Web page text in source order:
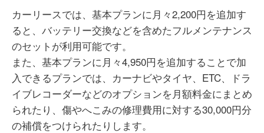
カーリースでは、基本プランに月々2,200円を追加す
ると、バッテリー交換などを含めたフルメンテナンス
のセットが利用可能です。
また、基本プランに月々4,950円を追加することで加
入できるプランでは、カーナビやタイヤ、ETC、ドラ
イブレコーダーなどのオプションを月額料金にまとめ
られたり、傷やへこみの修理費用に対する30,000円分
の補償をつけられたりします。